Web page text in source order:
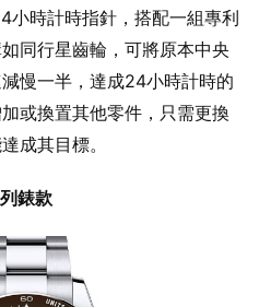
小時計時指針，搭配一組專利
同行星齒輪，可將原本中央
慢一半，達成24小時計時的
或換置其他零件，只需更換
成其目標。
錶款